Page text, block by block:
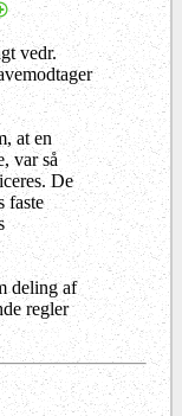
vedr.
at en
var så
De
faste
deling af
regler